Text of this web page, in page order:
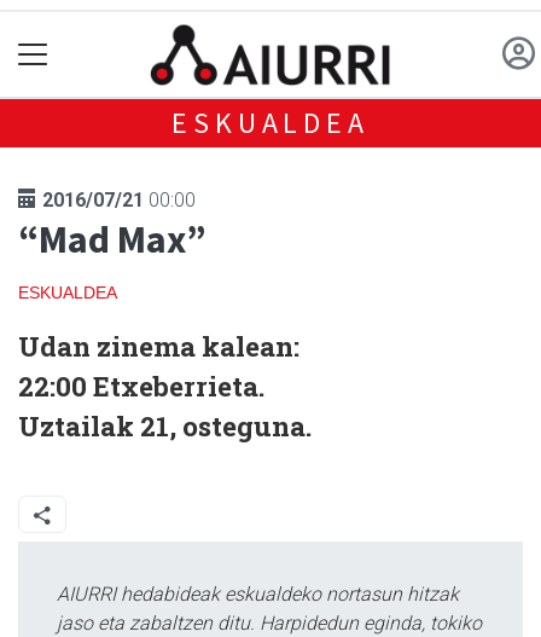
ESKUALDEA
2016/07/21 00:00
“Mad Max”
ESKUALDEA
Udan zinema kalean:
22:00 Etxeberrieta.
Uztailak 21, osteguna.
AIURRI hedabideak eskualdeko nortasun hitzak
jaso eta zabaltzen ditu. Harpidedun eginda, tokiko